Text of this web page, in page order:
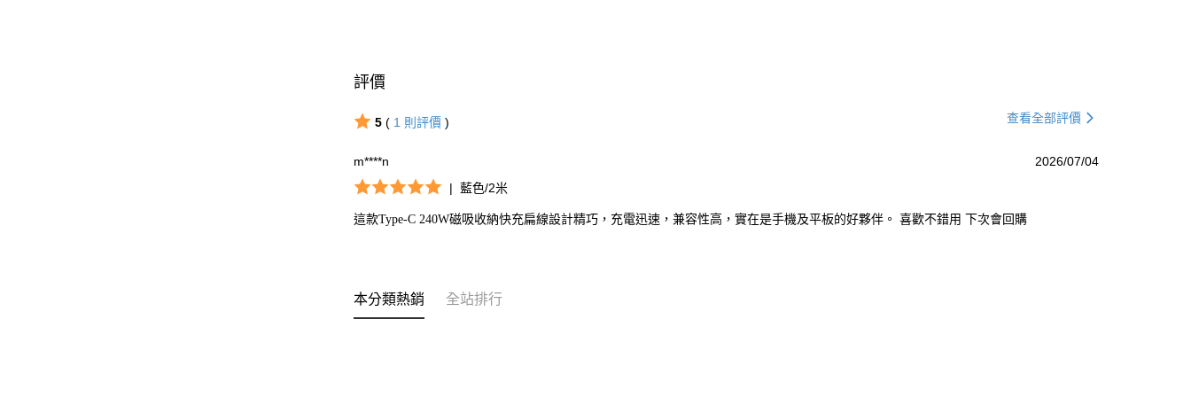
評價
5( 1 則評價 ) 查看全部評價
m****n
2026/07/04
| 藍色/2米
這款Type-C 240W磁吸收納快充扁線設計精巧，充電迅速，兼容性高，實在是手機及平板的好夥伴。 喜歡不錯用 下次會回購
本分類熱銷 全站排行